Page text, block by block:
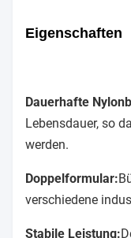
Eigenschaften
Dauerhafte
Lebensdauer, so
werden.
Doppelformular:
verschiedene
Stabile Leistung: